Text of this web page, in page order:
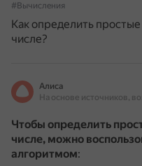
#Вычисления
Как определить
числе?
Алиса
Чтобы определить
числе, можно
алгоритмом: